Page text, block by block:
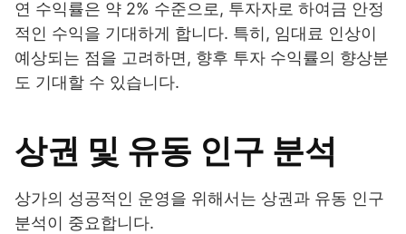
연 수익률은 약 2% 수준으로, 투자자로 하여금 안정
적인 수익을 기대하게 합니다. 특히, 임대료 인상이
예상되는 점을 고려하면, 향후 투자 수익률의 향상분
도 기대할 수 있습니다.
상권 및 유동 인구 분석
상가의 성공적인 운영을 위해서는 상권과 유동 인구
분석이 중요합니다.